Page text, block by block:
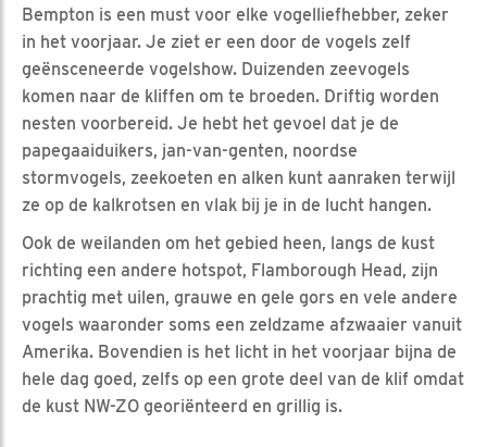
Bempton is een must voor elke vogelliefhebber, zeker
in het voorjaar. Je ziet er een door de vogels zelf
geënsceneerde vogelshow. Duizenden zeevogels
komen naar de kliffen om te broeden. Driftig worden
nesten voorbereid. Je hebt het gevoel dat je de
papegaaiduikers, jan-van-genten, noordse
stormvogels, zeekoeten en alken kunt aanraken terwijl
ze op de kalkrotsen en vlak bij je in de lucht hangen.
Ook de weilanden om het gebied heen, langs de kust
richting een andere hotspot, Flamborough Head, zijn
prachtig met uilen, grauwe en gele gors en vele andere
vogels waaronder soms een zeldzame afzwaaier vanuit
Amerika. Bovendien is het licht in het voorjaar bijna de
hele dag goed, zelfs op een grote deel van de klif omdat
de kust NW-ZO georiënteerd en grillig is.